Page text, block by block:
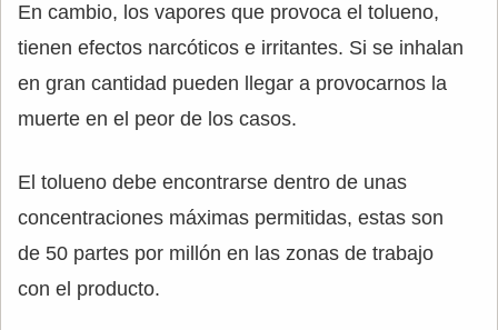
En cambio, los vapores que provoca el tolueno,
tienen efectos narcóticos e irritantes. Si se inhalan
en gran cantidad pueden llegar a provocarnos la
muerte en el peor de los casos.
El tolueno debe encontrarse dentro de unas
concentraciones máximas permitidas, estas son
de 50 partes por millón en las zonas de trabajo
con el producto.